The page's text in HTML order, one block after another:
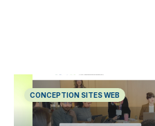
CONCEPTION SITES WEB